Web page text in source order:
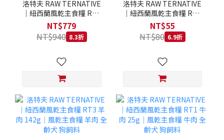
洛特夫 RAW TERNATIVE
｜紐西蘭風乾主食糧 RT3
羊肉 454g｜風乾主食糧 羊
肉 全齡犬 狗飼料
NT$779
NT$940 8.3折
洛特夫 RAW TERNATIVE
｜紐西蘭風乾主食糧 RT3
羊肉 25g｜風乾主食糧 羊
肉 全齡犬 狗飼料
NT$55
NT$80 6.9折